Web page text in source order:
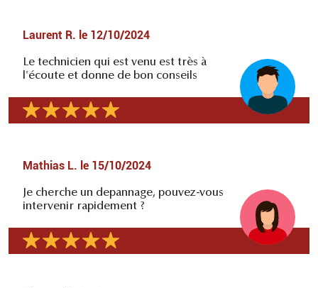
Laurent R. le 12/10/2024
Le technicien qui est venu est très à
l'écoute et donne de bon conseils
Mathias L. le 15/10/2024
Je cherche un depannage, pouvez-vous
intervenir rapidement ?